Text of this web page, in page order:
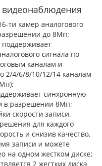
ти камер аналогового
до 8Мп;
сигнала по
каналам и
2/4/6/8/10/12/14 каналам
синхронную
в разрешении 8Мп;
скорости записи,
для каждого
и снизив качество,
записи и можете
на одном жестком диске;
2 жестких диска